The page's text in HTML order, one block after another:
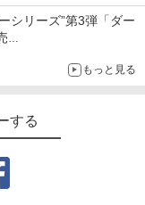
シリーズ”第3弾「ダー
もっと見る
する